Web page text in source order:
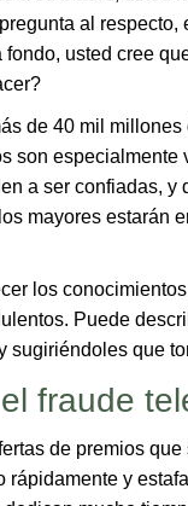
al
usted cree
de 40 mil
son
a ser confiadas,
mayores estarán
los
Puede
sugiriéndoles que
fraude​
de premios
rápidamente y